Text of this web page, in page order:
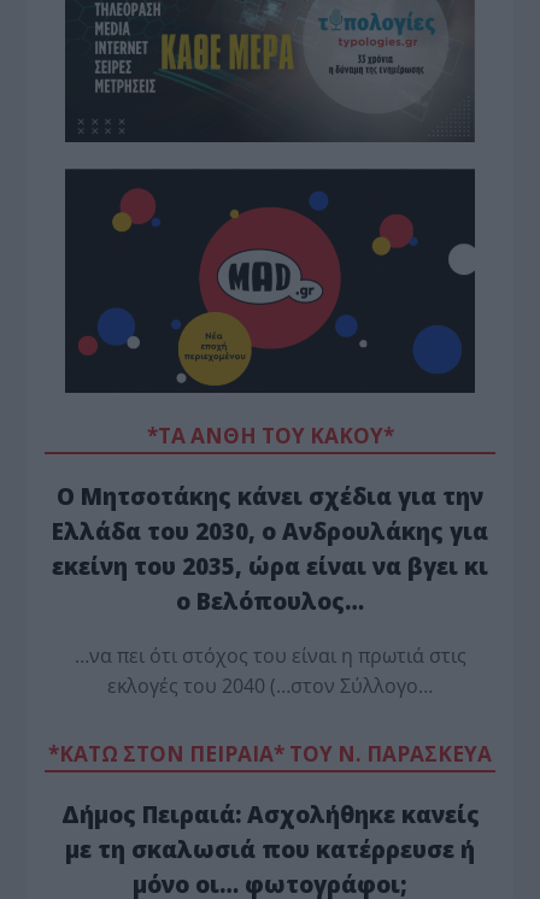
*ΤΑ ΆΝΘΗ ΤΟΥ ΚΑΚΟΎ*
Ο Μητσοτάκης κάνει σχέδια για την
Ελλάδα του 2030, ο Ανδρουλάκης για
εκείνη του 2035, ώρα είναι να βγει κι
ο Βελόπουλος…
…να πει ότι στόχος του είναι η πρωτιά στις
εκλογές του 2040 (…στον Σύλλογο…
*ΚΑΤΩ ΣΤΟΝ ΠΕΙΡΑΙΑ* ΤΟΥ Ν. ΠΑΡΑΣΚΕΥΑ
Δήμος Πειραιά: Ασχολήθηκε κανείς
με τη σκαλωσιά που κατέρρευσε ή
μόνο οι… φωτογράφοι;